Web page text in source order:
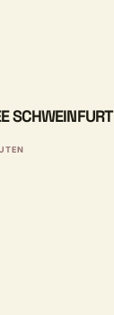
SCHWEINFURT